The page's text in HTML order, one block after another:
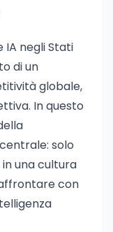
negli Stati
di un
globale,
In questo
solo
una cultura
con